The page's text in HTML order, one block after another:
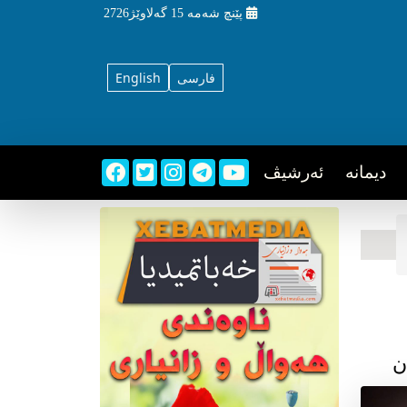
پێنچ شه‌مه‌ 15 گه‌لاوێژ2726
English فارسی
دیمانه ئه‌رشیڤ